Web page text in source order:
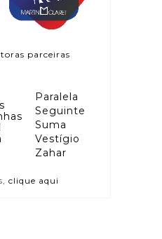
parceiras
Paralela
Seguinte
Suma
Vestígio
Zahar
clique aqui